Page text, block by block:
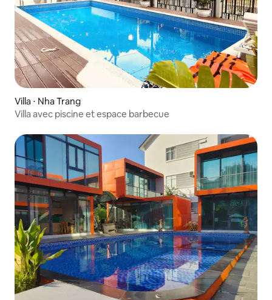
Villa ⋅ Nha Trang
Villa avec piscine et espace barbecue